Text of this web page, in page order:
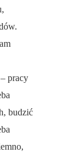
pracy
budzić